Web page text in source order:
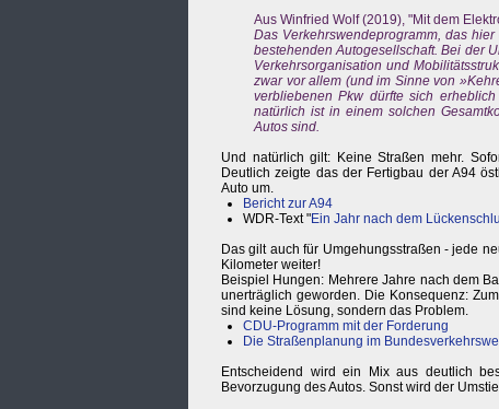
Aus Winfried Wolf (2019), "Mit dem
Das Verkehrswendeprogramm, das
bestehenden Autogesellschaft. Bei der
Verkehrsorganisation und
zwar vor allem (und im Sinne von
verbliebenen Pkw dürfte sich
natürlich ist in einem solchen
Autos sind.
Und natürlich gilt: Keine Straßen mehr.
Deutlich zeigte das der Fertigbau der A94
Auto um.
Bericht zur A94
WDR-Text "Ein Jahr nach dem
Das gilt auch für Umgehungsstraßen - jede
Kilometer weiter!
Beispiel Hungen: Mehrere Jahre nach dem
unerträglich geworden. Die Konsequenz:
sind keine Lösung, sondern das Problem.
CDU-Programm mit der Forderung
Die Straßenplanung im
Entscheidend wird ein Mix aus deutlich
Bevorzugung des Autos. Sonst wird der